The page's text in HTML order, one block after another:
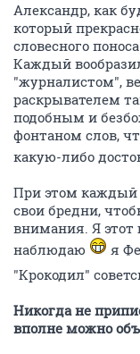
Александр, как
который
словесного
Каждый
"журналистом",
раскрывателем
подобным и
фонтаном слов,
какую-либо
При этом каждый
свои бредни,
внимания. Я этот
наблюдаю
я
"Крокодил"
Никогда не
вполне можно